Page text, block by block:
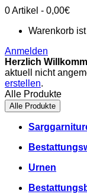
0Artikel - 0,00€
Warenkorb
Anmelden
Herzlich
aktuell nicht
erstellen.
Alle Produkte
Alle Produkte
Urnen